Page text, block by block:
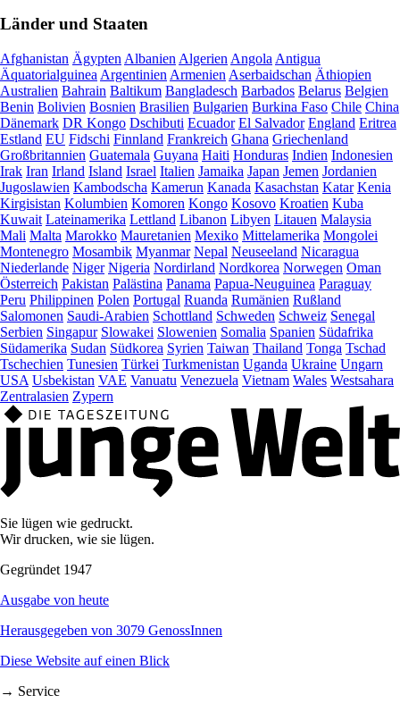
Länder und Staaten
Afghanistan Ägypten Albanien Algerien Angola Antigua
Äquatorialguinea Argentinien Armenien Aserbaidschan Äthiopien
Australien Bahrain Baltikum Bangladesch Barbados Belarus Belgien
Benin Bolivien Bosnien Brasilien Bulgarien Burkina Faso Chile China
Dänemark DR Kongo Dschibuti Ecuador El Salvador England Eritrea
Estland EU Fidschi Finnland Frankreich Ghana Griechenland
Großbritannien Guatemala Guyana Haiti Honduras Indien Indonesien
Irak Iran Irland Island Israel Italien Jamaika Japan Jemen Jordanien
Jugoslawien Kambodscha Kamerun Kanada Kasachstan Katar Kenia
Kirgisistan Kolumbien Komoren Kongo Kosovo Kroatien Kuba
Kuwait Lateinamerika Lettland Libanon Libyen Litauen Malaysia
Mali Malta Marokko Mauretanien Mexiko Mittelamerika Mongolei
Montenegro Mosambik Myanmar Nepal Neuseeland Nicaragua
Niederlande Niger Nigeria Nordirland Nordkorea Norwegen Oman
Österreich Pakistan Palästina Panama Papua-Neuguinea Paraguay
Peru Philippinen Polen Portugal Ruanda Rumänien Rußland
Salomonen Saudi-Arabien Schottland Schweden Schweiz Senegal
Serbien Singapur Slowakei Slowenien Somalia Spanien Südafrika
Südamerika Sudan Südkorea Syrien Taiwan Thailand Tonga Tschad
Tschechien Tunesien Türkei Turkmenistan Uganda Ukraine Ungarn
USA Usbekistan VAE Vanuatu Venezuela Vietnam Wales Westsahara
Zentralasien Zypern
Sie lügen wie gedruckt.
Wir drucken, wie sie lügen.
Gegründet 1947
Ausgabe von heute
Herausgegeben von 3079 GenossInnen
Diese Website auf einen Blick
→ Service